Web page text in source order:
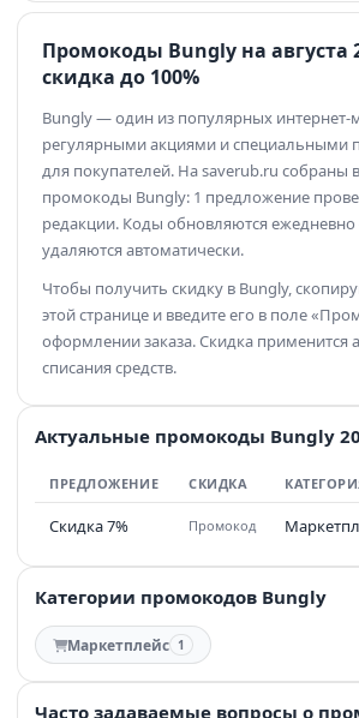
Промокоды Bungly на августа
скидка до 100%
Bungly — один из популярных интернет-
регулярными акциями и специальными
для покупателей. На saverub.ru собраны
промокоды Bungly: 1 предложение
редакции. Коды обновляются
удаляются автоматически.
Чтобы получить скидку в Bungly,
этой странице и введите его в поле
оформлении заказа. Скидка применится
списания средств.
Актуальные промокоды Bungly
ПРЕДЛОЖЕНИЕ СКИДКА
Скидка 7% Промокод
Категории промокодов Bungly
Маркетплейс 1
Часто задаваемые вопросы о